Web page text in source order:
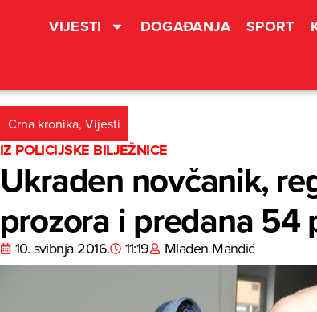
VIJESTI DOGAĐANJA SPORT
Crna kronika, Vijesti
IZ POLICIJSKE BILJEŽNICE
Ukraden novčanik,
prozora i predana 54
10. svibnja 2016. 11:19 Mladen Mandić